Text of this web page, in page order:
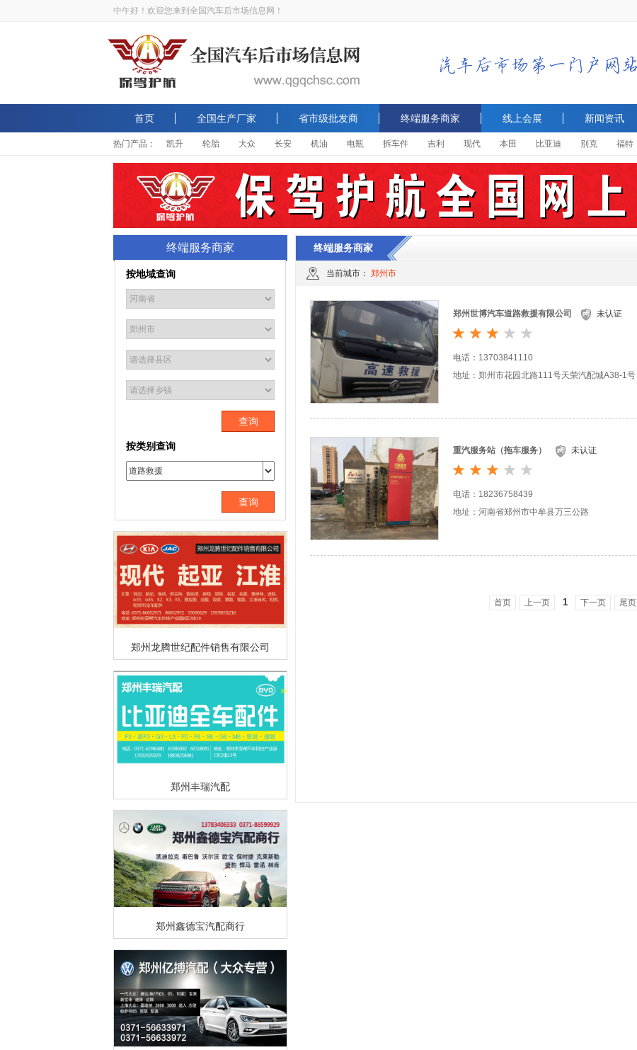
中午好！欢迎您来到全国汽车后市场信息网！
首页 全国生产厂家 省市级批发商 终端服务商家 线上会展 新闻资讯
热门产品： 凯升 轮胎 大众 长安 机油 电瓶 拆车件 吉利 现代 本田 比亚迪 别克 福特
终端服务商家
按地域查询
查询
按类别查询
查询
郑州龙腾世纪配件销售有限公司
郑州丰瑞汽配
郑州鑫德宝汽配商行
终端服务商家
当前城市： 郑州市
郑州世博汽车道路救援有限公司 未认证
电话：13703841110
地址：郑州市花园北路111号天荣汽配城A38-1号
重汽服务站（拖车服务） 未认证
电话：18236758439
地址：河南省郑州市中牟县万三公路
首页 上一页 1 下一页 尾页